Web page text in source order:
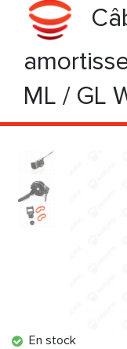
ML / GL
En stock